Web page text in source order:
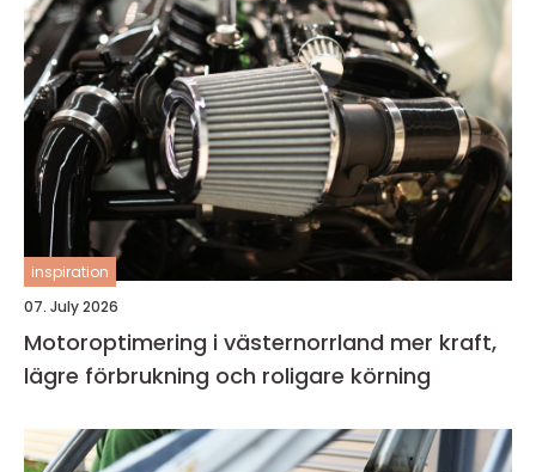
inspiration
07. July 2026
Motoroptimering i västernorrland mer kraft,
lägre förbrukning och roligare körning